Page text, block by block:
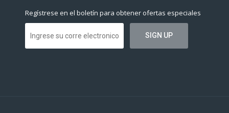
Regístrese en el boletín para obtener ofertas especiales